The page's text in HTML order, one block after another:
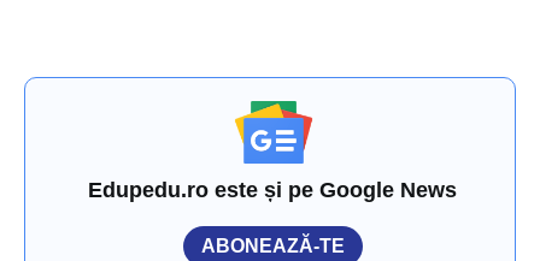
Edupedu.ro este și pe Google News
ABONEAZĂ-TE